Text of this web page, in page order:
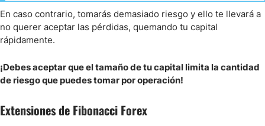
En caso contrario, tomarás demasiado riesgo y ello te llevará a
no querer aceptar las pérdidas, quemando tu capital
rápidamente.
¡Debes aceptar que el tamaño de tu capital limita la cantidad
de riesgo que puedes tomar por operación!
Extensiones de Fibonacci Forex